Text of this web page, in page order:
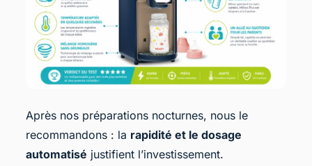
Après nos préparations nocturnes, nous le
recommandons : la rapidité et le dosage
automatisé justifient l’investissement.